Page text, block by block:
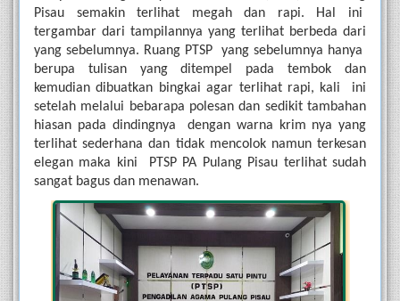
Pisau semakin terlihat megah dan rapi. Hal ini
tergambar dari tampilannya yang terlihat berbeda dari
yang sebelumnya. Ruang PTSP  yang sebelumnya hanya
berupa tulisan yang ditempel pada tembok dan
kemudian dibuatkan bingkai agar terlihat rapi, kali  ini
setelah melalui bebarapa polesan dan sedikit tambahan
hiasan pada dindingnya  dengan warna krim nya yang
terlihat sederhana dan tidak mencolok namun terkesan
elegan maka kini  PTSP PA Pulang Pisau terlihat sudah
sangat bagus dan menawan.